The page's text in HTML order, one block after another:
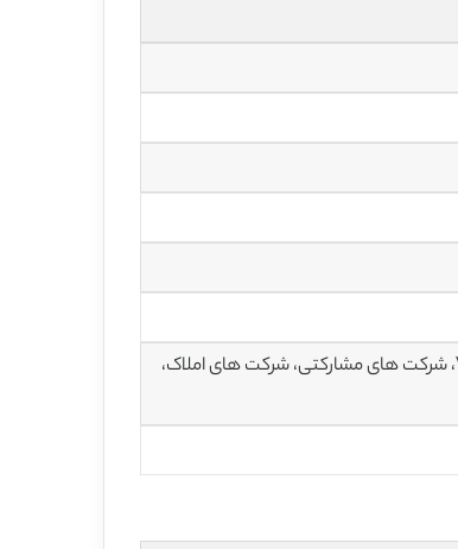
ثبت مالیاتی، مالیات غیر مستقیم، شرکت های ثبت نشده، مالیات فروش دولتی، ثبت VAT، شرکت های مشارکتی، شرکت های املاک،